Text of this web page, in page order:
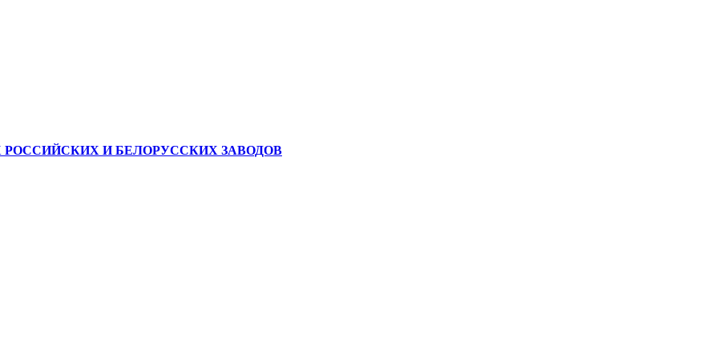
И БЕЛОРУССКИХ ЗАВОДОВ